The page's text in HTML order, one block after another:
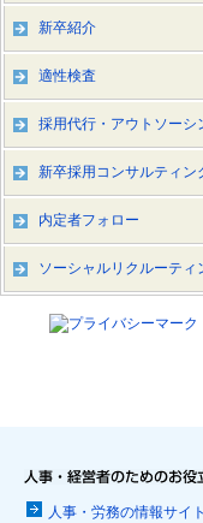
新卒紹介
適性検査
採用代行・アウトソーシ
新卒採用コンサルティン
内定者フォロー
ソーシャルリクルーティ
人事・労務の情報サイ